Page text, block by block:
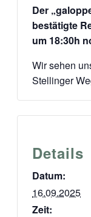
Der
bestätigte
um 18:30h
Wir sehen
Stellinger
Details
Datum:
16.09.2025
Zeit: